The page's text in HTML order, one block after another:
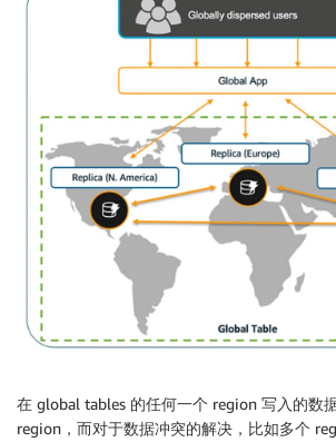
在 global tables 的任何一个 region 写入的数
region，而对于数据冲突的解决，比如多个